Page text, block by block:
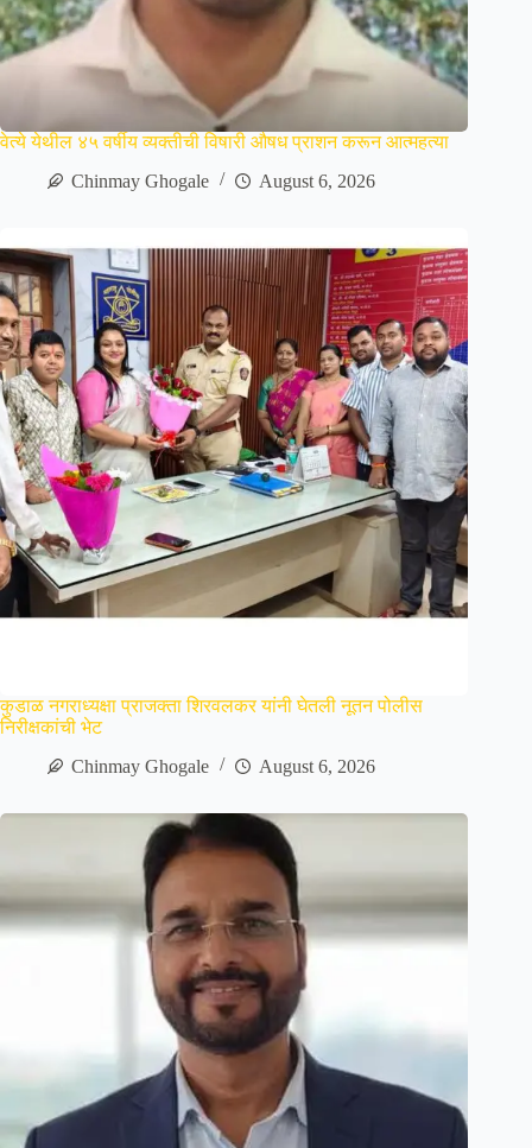
वेत्ये येथील ४५ वर्षीय व्यक्तीची विषारी औषध प्राशन करून आत्महत्या
Chinmay Ghogale
August 6, 2026
कुडाळ नगराध्यक्षा प्राजक्ता शिरवलकर यांनी घेतली नूतन पोलीस
निरीक्षकांची भेट
Chinmay Ghogale
August 6, 2026